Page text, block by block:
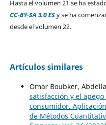
Hasta el volumen 21 se ha
CC-BY-SA 3.0 ESy se ha
desde el volumen 22.
Artículos similares
Omar Boubker,
satisfacción y el
consumidor.
de Métodos